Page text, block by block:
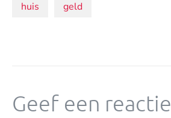
huis geld
Geef een reactie